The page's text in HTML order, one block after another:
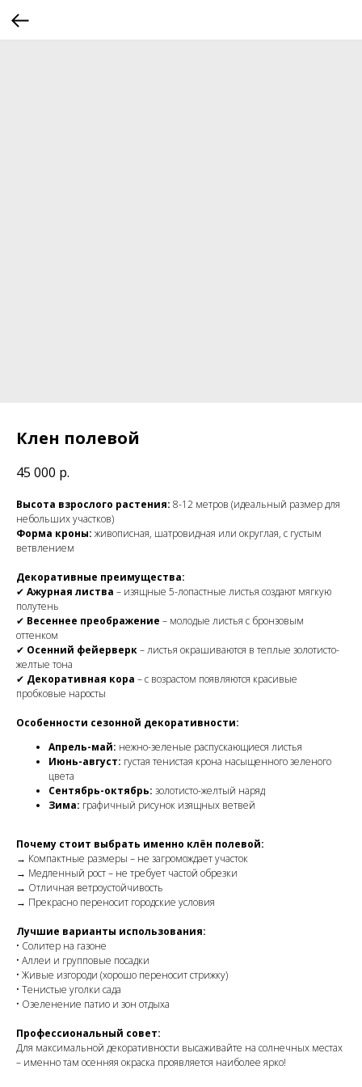
Клен полевой
45 000 р.
Высота взрослого растения: 8-12 метров (идеальный размер для
небольших участков)
Форма кроны:живописная, шатровидная или округлая, с густым
ветвлением
Декоративные преимущества:
✔ Ажурная листва – изящные 5-лопастные листья создают мягкую
полутень
✔ Весеннее преображение – молодые листья с бронзовым
оттенком
✔ Осенний фейерверк– листья окрашиваются в теплые золотисто-
желтые тона
✔ Декоративная кора – с возрастом появляются красивые
пробковые наросты
Особенности сезонной декоративности:
Апрель-май: нежно-зеленые распускающиеся листья
Июнь-август: густая тенистая крона насыщенного зеленого
цвета
Сентябрь-октябрь: золотисто-желтый наряд
Зима: графичный рисунок изящных ветвей
Почему стоит выбрать именно клён полевой:
→ Компактные размеры – не загромождает участок
→ Медленный рост – не требует частой обрезки
→ Отличная ветроустойчивость
→ Прекрасно переносит городские условия
Лучшие варианты использования:
• Солитер на газоне
• Аллеи и групповые посадки
• Живые изгороди (хорошо переносит стрижку)
• Тенистые уголки сада
• Озеленение патио и зон отдыха
Профессиональный совет:
Для максимальной декоративности высаживайте на солнечных местах
– именно там осенняя окраска проявляется наиболее ярко!